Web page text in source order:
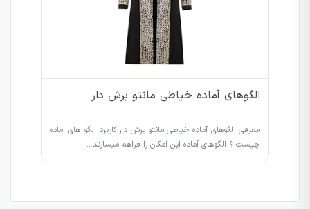
الگوهای آماده خیاطی مانتو برش دار
معرفی الگوهای آماده خیاطی مانتو برش دار کاربرد الگو های اماده
چیست ؟ الگوهای آماده این امکان را فراهم میسازند…